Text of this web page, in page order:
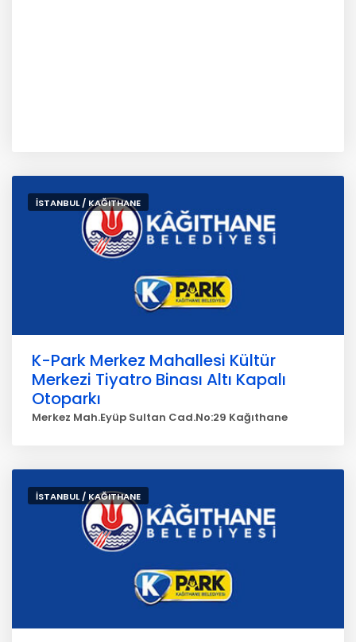
İSTANBUL / KAĞITHANE
K-Park Merkez Mahallesi Kültür
Merkezi Tiyatro Binası Altı Kapalı
Otoparkı
Merkez Mah.Eyüp Sultan Cad.No:29 Kağıthane
İSTANBUL / KAĞITHANE